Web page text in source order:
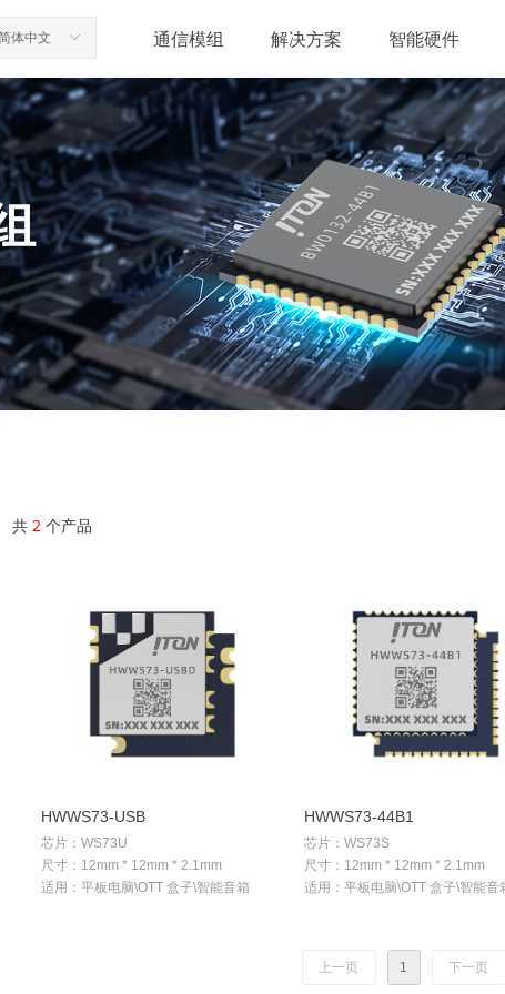
ꀅ
体中文 通信模组 解决方案 智能硬件
共 2 个产品
HWWS73-USB
芯片：WS73U
尺寸：12mm * 12mm * 2.1mm
适用：平板电脑\OTT 盒子\智能音箱
HWWS73-44B1
芯片：WS73S
尺寸：12mm * 12mm * 2.1mm
适用：平板电脑\OTT 盒子\智能音
上一页 1 下一页